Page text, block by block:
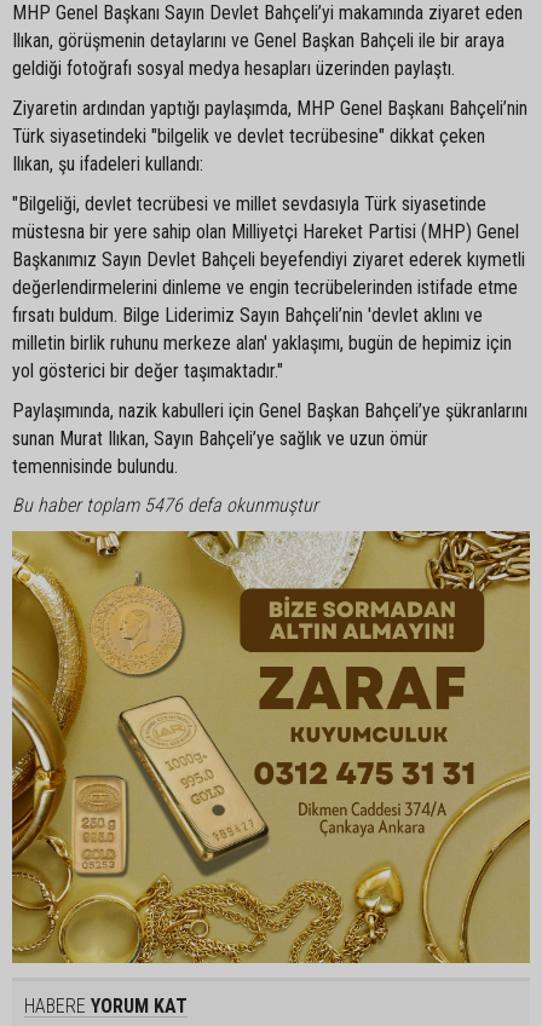
MHP Genel Başkanı Sayın Devlet Bahçeli’yi makamında ziyaret eden
Ilıkan, görüşmenin detaylarını ve Genel Başkan Bahçeli ile bir araya
geldiği fotoğrafı sosyal medya hesapları üzerinden paylaştı.
Ziyaretin ardından yaptığı paylaşımda, MHP Genel Başkanı Bahçeli’nin
Türk siyasetindeki "bilgelik ve devlet tecrübesine" dikkat çeken
Ilıkan, şu ifadeleri kullandı:
"Bilgeliği, devlet tecrübesi ve millet sevdasıyla Türk siyasetinde
müstesna bir yere sahip olan Milliyetçi Hareket Partisi (MHP) Genel
Başkanımız Sayın Devlet Bahçeli beyefendiyi ziyaret ederek kıymetli
değerlendirmelerini dinleme ve engin tecrübelerinden istifade etme
fırsatı buldum. Bilge Liderimiz Sayın Bahçeli’nin 'devlet aklını ve
milletin birlik ruhunu merkeze alan' yaklaşımı, bugün de hepimiz için
yol gösterici bir değer taşımaktadır."
Paylaşımında, nazik kabulleri için Genel Başkan Bahçeli’ye şükranlarını
sunan Murat Ilıkan, Sayın Bahçeli’ye sağlık ve uzun ömür
temennisinde bulundu.
Bu haber toplam 5476 defa okunmuştur
HABERE YORUM KAT